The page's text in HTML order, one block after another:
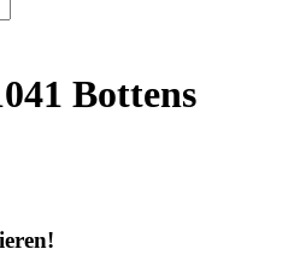
Bottens